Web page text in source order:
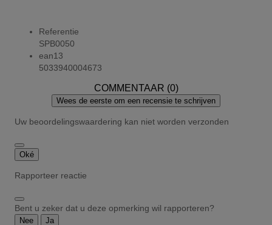
Referentie
SPB0050
ean13
5033940004673
COMMENTAAR (0)
Wees de eerste om een recensie te schrijven
Uw beoordelingswaardering kan niet worden verzonden
Oké
Rapporteer reactie
Bent u zeker dat u deze opmerking wil rapporteren?
Nee Ja